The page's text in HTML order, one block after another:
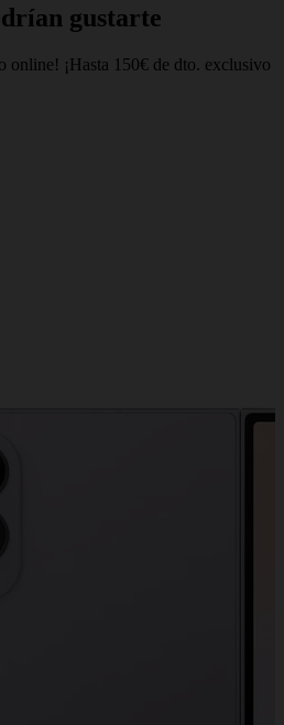
gustarte
online! ¡Hasta 150€ de dto. exclusivo